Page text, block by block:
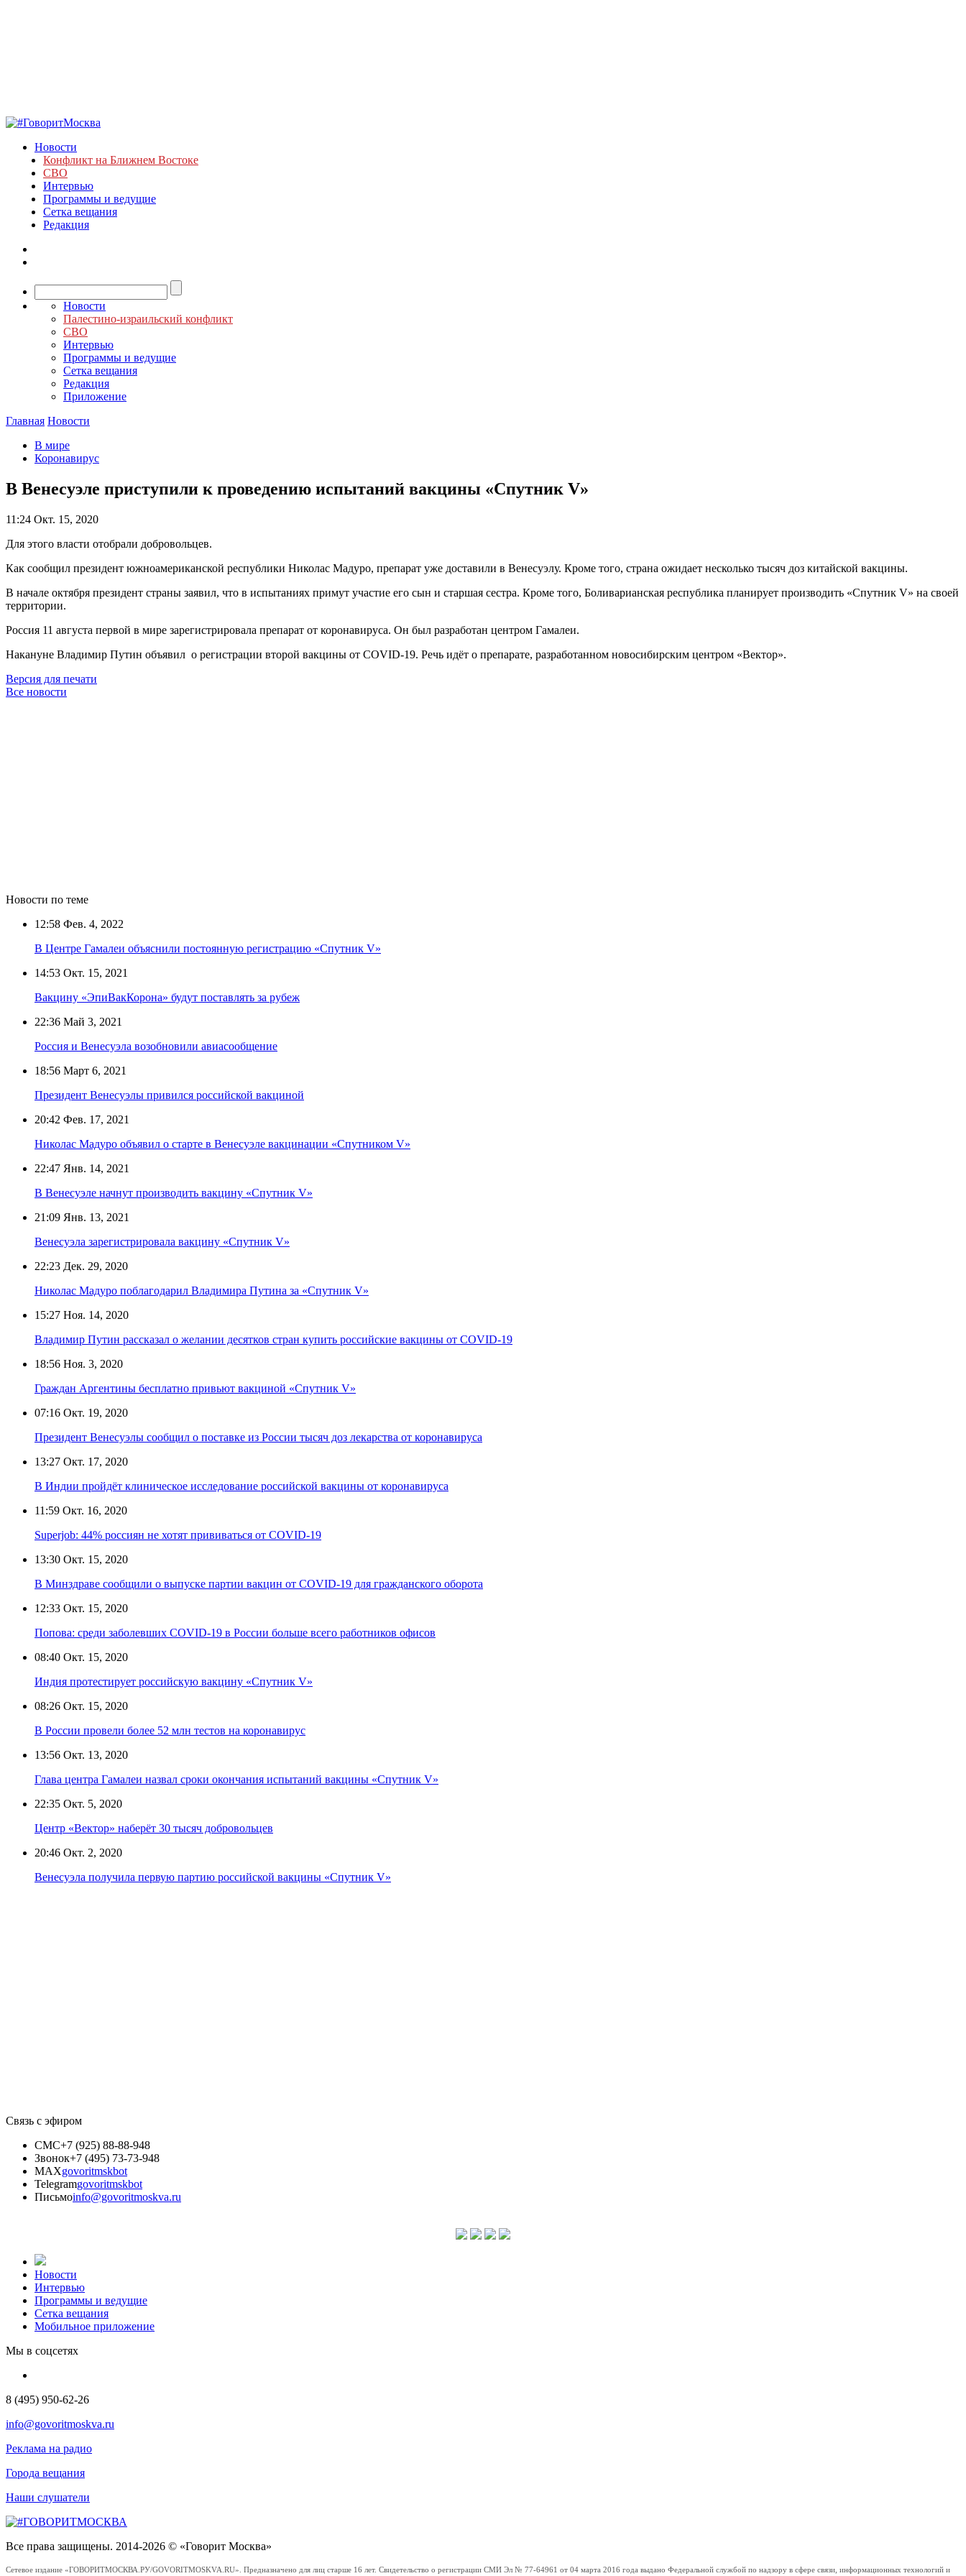
Новости
Конфликт на Ближнем Востоке
СВО
Интервью
Программы и ведущие
Сетка вещания
Редакция
Новости
Палестино-израильский конфликт
СВО
Интервью
Программы и ведущие
Сетка вещания
Редакция
Приложение
Главная Новости
В мире
Коронавирус
В Венесуэле приступили к проведению испытаний вакцины «Спутник V»
11:24 Окт. 15, 2020
Для этого власти отобрали добровольцев.
Как сообщил президент южноамериканской республики Николас Мадуро, препарат уже доставили в Венесуэлу. Кроме того, страна ожидает несколько тысяч доз китайской вакцины.
В начале октября президент страны заявил, что в испытаниях примут участие его сын и старшая сестра. Кроме того, Боливарианская республика планирует производить «Спутник V» на своей
территории.
Россия 11 августа первой в мире зарегистрировала препарат от коронавируса. Он был разработан центром Гамалеи.
Накануне Владимир Путин объявил о регистрации второй вакцины от COVID-19. Речь идёт о препарате, разработанном новосибирским центром «Вектор».
Версия для печати
Все новости
Новости по теме
12:58 Фев. 4, 2022
В Центре Гамалеи объяснили постоянную регистрацию «Спутник V»
14:53 Окт. 15, 2021
Вакцину «ЭпиВакКорона» будут поставлять за рубеж
22:36 Май 3, 2021
Россия и Венесуэла возобновили авиасообщение
18:56 Март 6, 2021
Президент Венесуэлы привился российской вакциной
20:42 Фев. 17, 2021
Николас Мадуро объявил о старте в Венесуэле вакцинации «Спутником V»
22:47 Янв. 14, 2021
В Венесуэле начнут производить вакцину «Спутник V»
21:09 Янв. 13, 2021
Венесуэла зарегистрировала вакцину «Спутник V»
22:23 Дек. 29, 2020
Николас Мадуро поблагодарил Владимира Путина за «Спутник V»
15:27 Ноя. 14, 2020
Владимир Путин рассказал о желании десятков стран купить российские вакцины от COVID-19
18:56 Ноя. 3, 2020
Граждан Аргентины бесплатно привьют вакциной «Спутник V»
07:16 Окт. 19, 2020
Президент Венесуэлы сообщил о поставке из России тысяч доз лекарства от коронавируса
13:27 Окт. 17, 2020
В Индии пройдёт клиническое исследование российской вакцины от коронавируса
11:59 Окт. 16, 2020
Superjob: 44% россиян не хотят прививаться от COVID-19
13:30 Окт. 15, 2020
В Минздраве сообщили о выпуске партии вакцин от COVID-19 для гражданского оборота
12:33 Окт. 15, 2020
Попова: среди заболевших COVID-19 в России больше всего работников офисов
08:40 Окт. 15, 2020
Индия протестирует российскую вакцину «Спутник V»
08:26 Окт. 15, 2020
В России провели более 52 млн тестов на коронавирус
13:56 Окт. 13, 2020
Глава центра Гамалеи назвал сроки окончания испытаний вакцины «Спутник V»
22:35 Окт. 5, 2020
Центр «Вектор» наберёт 30 тысяч добровольцев
20:46 Окт. 2, 2020
Венесуэла получила первую партию российской вакцины «Спутник V»
Связь с эфиром
СМС+7 (925) 88-88-948
Звонок+7 (495) 73-73-948
MAXgovoritmskbot
Telegramgovoritmskbot
Письмоinfo@govoritmoskva.ru
Новости
Интервью
Программы и ведущие
Сетка вещания
Мобильное приложение
Мы в соцсетях
8 (495) 950-62-26
info@govoritmoskva.ru
Реклама на радио
Города вещания
Наши слушатели
Все права защищены. 2014-2026 © «Говорит Москва»
Сетевое издание «ГОВОРИТМОСКВА.РУ/GOVORITMOSKVA.RU». Предназначено для лиц старше 16 лет. Свидетельство о регистрации СМИ Эл № 77-64961 от 04 марта 2016 года выдано Федеральной службой по надзору в сфере связи, информационных технологий и